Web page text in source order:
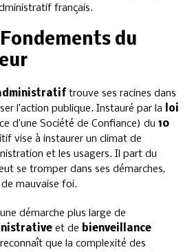
français.
du
trouve ses racines dans
l’action publique. Instauré par la
loi
d’une Société de Confiance) du 10
vise à instaurer un climat de
et les usagers. Il part du
se tromper dans ses démarches,
mauvaise foi.
démarche plus large de
et de bienveillance
que la complexité des